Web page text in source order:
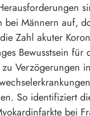
bei Männern auf,
Zahl akuter
Bewusstsein für
Verzögerungen
So identifiziert
bei